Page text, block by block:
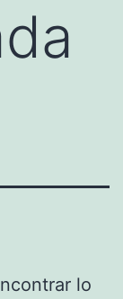
lo